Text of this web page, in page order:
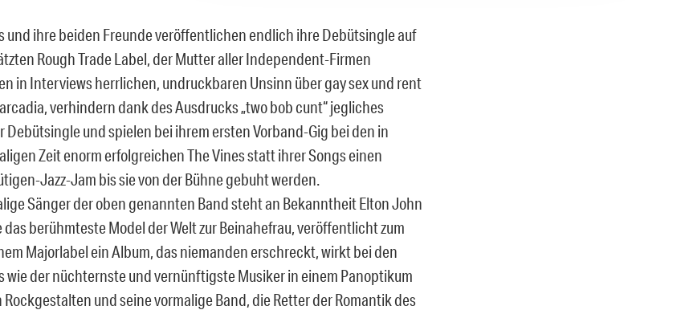
und ihre beiden Freunde veröffentlichen endlich ihre Debütsingle auf
Rough Trade Label, der Mutter aller Independent-Firmen
in Interviews herrlichen, undruckbaren Unsinn über gay sex und rent
verhindern dank des Ausdrucks „two bob cunt“ jegliches
Debütsingle und spielen bei ihrem ersten Vorband-Gig bei den in
Zeit enorm erfolgreichen The Vines statt ihrer Songs einen
Jazz-Jam bis sie von der Bühne gebuht werden.
Sänger der oben genannten Band steht an Bekanntheit Elton John
berühmteste Model der Welt zur Beinahefrau, veröffentlicht zum
Majorlabel ein Album, das niemanden erschreckt, wirkt bei den
wie der nüchternste und vernünftigste Musiker in einem Panoptikum
und seine vormalige Band, die Retter der Romantik des